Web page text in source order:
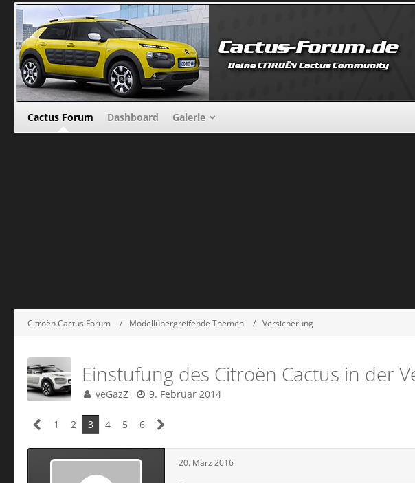
Cactus Forum Dashboard Galerie
Citroën Cactus Forum Modellübergreifende Themen Versicherung
Einstufung des Citroën Cactus in der
veGazZ 9. Februar 2014
1 2 3 4 5 6
20. März 2016